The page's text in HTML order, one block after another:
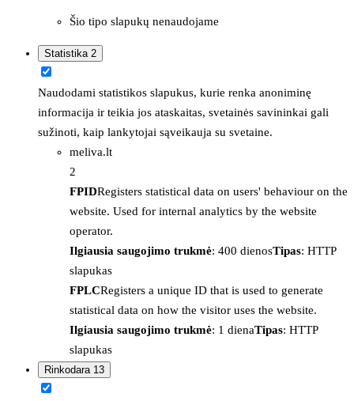
Šio tipo slapukų nenaudojame
Statistika 2
Naudodami statistikos slapukus, kurie renka anoniminę
informacija ir teikia jos ataskaitas, svetainės savininkai gali
sužinoti, kaip lankytojai sąveikauja su svetaine.
meliva.lt
2
FPIDRegisters statistical data on users' behaviour on the
website. Used for internal analytics by the website
operator.
Ilgiausia saugojimo trukmė: 400 dienosTipas: HTTP
slapukas
FPLCRegisters a unique ID that is used to generate
statistical data on how the visitor uses the website.
Ilgiausia saugojimo trukmė: 1 dienaTipas: HTTP
slapukas
Rinkodara 13